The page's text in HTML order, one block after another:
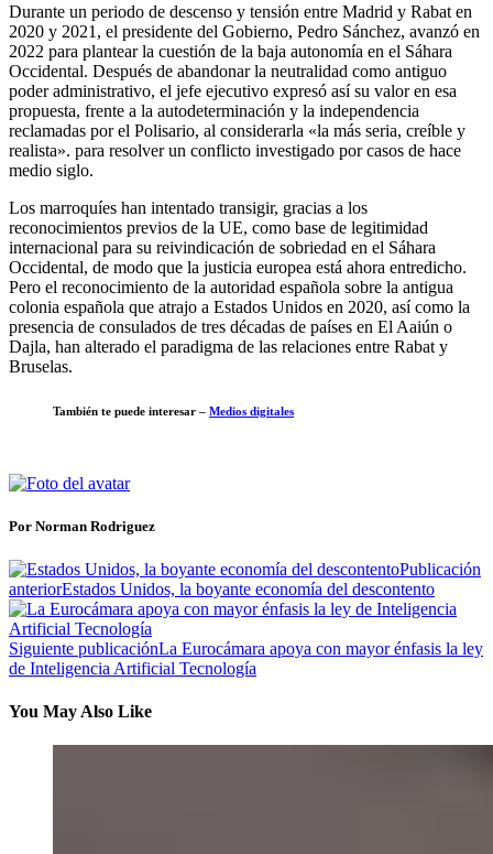
Durante un periodo de descenso y tensión entre Madrid y Rabat en
2020 y 2021, el presidente del Gobierno, Pedro Sánchez, avanzó en
2022 para plantear la cuestión de la baja autonomía en el Sáhara
Occidental. Después de abandonar la neutralidad como antiguo
poder administrativo, el jefe ejecutivo expresó así su valor en esa
propuesta, frente a la autodeterminación y la independencia
reclamadas por el Polisario, al considerarla «la más seria, creíble y
realista». para resolver un conflicto investigado por casos de hace
medio siglo.
Los marroquíes han intentado transigir, gracias a los
reconocimientos previos de la UE, como base de legitimidad
internacional para su reivindicación de sobriedad en el Sáhara
Occidental, de modo que la justicia europea está ahora entredicho.
Pero el reconocimiento de la autoridad española sobre la antigua
colonia española que atrajo a Estados Unidos en 2020, así como la
presencia de consulados de tres décadas de países en El Aaiún o
Dajla, han alterado el paradigma de las relaciones entre Rabat y
Bruselas.
También te puede interesar – Medios digitales
Por Norman Rodriguez
Publicación
anteriorEstados Unidos, la boyante economía del descontento
Siguiente publicaciónLa Eurocámara apoya con mayor énfasis la ley
de Inteligencia Artificial Tecnología
You May Also Like